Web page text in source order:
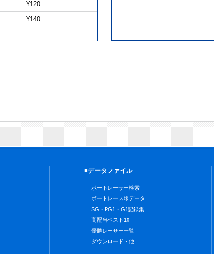
¥120
¥140
■データファイル
ボートレーサー検索
ボートレース場データ
SG・PG1・G1記録集
高配当ベスト10
優勝レーサー一覧
ダウンロード・他